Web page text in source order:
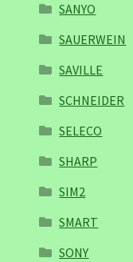
SANYO
SAUERWEIN
SAVILLE
SCHNEIDER
SELECO
SHARP
SIM2
SMART
SONY